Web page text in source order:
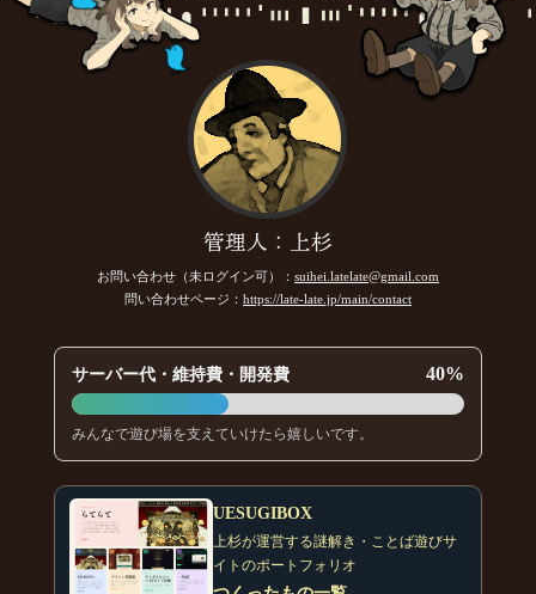
管理人：上杉
お問い合わせ（未ログイン可）： suihei.latelate@gmail.com
問い合わせページ： https://late-late.jp/main/contact
サーバー代・維持費・開発費 40%
みんなで遊び場を支えていけたら嬉しいです。
UESUGIBOX
上杉が運営する謎解き・ことば遊びサ
イトのポートフォリオ